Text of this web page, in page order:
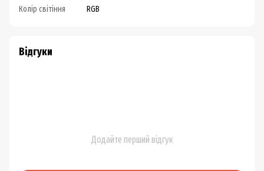
Колір світіння RGB
Відгуки
Додайте перший відгук